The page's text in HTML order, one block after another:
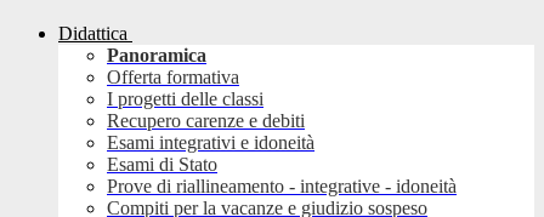
Didattica
Panoramica
Offerta formativa
I progetti delle classi
Recupero carenze e debiti
Esami integrativi e idoneità
Esami di Stato
Prove di riallineamento - integrative - idoneità
Compiti per la vacanze e giudizio sospeso